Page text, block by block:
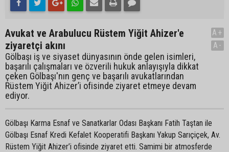
Avukat ve Arabulucu Rüstem Yiğit Ahizer'e
ziyaretçi akını
Gölbaşı iş ve siyaset dünyasının önde gelen isimleri,
başarılı çalışmaları ve özverili hukuk anlayışıyla dikkat
çeken Gölbaşı'nın genç ve başarılı avukatlarından
Rüstem Yiğit Ahizer’i ofisinde ziyaret etmeye devam
ediyor.
A+
A-
Gölbaşı Karma Esnaf ve Sanatkarlar Odası Başkanı Fatih Taştan ile
Gölbaşı Esnaf Kredi Kefalet Kooperatifi Başkanı Yakup Sarıçiçek, Av.
Rüstem Yiğit Ahizer’i ofisinde ziyaret etti. Samimi bir atmosferde